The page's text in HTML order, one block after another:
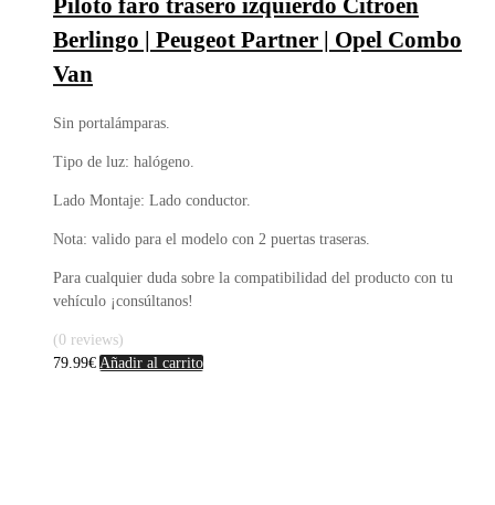
Piloto faro trasero izquierdo Citroen
Berlingo | Peugeot Partner | Opel Combo
Van
Sin portalámparas.
Tipo de luz: halógeno.
Lado Montaje: Lado conductor.
Nota: valido para el modelo con 2 puertas traseras.
Para cualquier duda sobre la compatibilidad del producto con tu
vehículo ¡consúltanos!
(0 reviews)
79.99€ Añadir al carrito